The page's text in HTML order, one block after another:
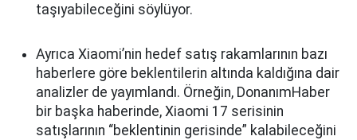
taşıyabileceğini söylüyor.
Ayrıca Xiaomi’nin hedef satış rakamlarının bazı
haberlere göre beklentilerin altında kaldığına dair
analizler de yayımlandı. Örneğin, DonanımHaber
bir başka haberinde, Xiaomi 17 serisinin
satışlarının “beklentinin gerisinde” kalabileceğini